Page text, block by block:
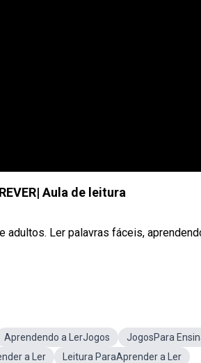
Aula de leitura
adultos. Ler palavras fáceis,
Aprendendo a LerJogos
JogosPara
a Ler
Leitura ParaAprender a Ler